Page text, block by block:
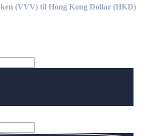
(VVV) til Hong Kong Dollar (HKD)